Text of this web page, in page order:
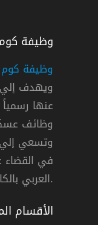
وظيفة
وظيفة كوم
ويهدف
عنها
وظائف
وتسعي
في القضاء
العربي بالكامل.
الأقسام